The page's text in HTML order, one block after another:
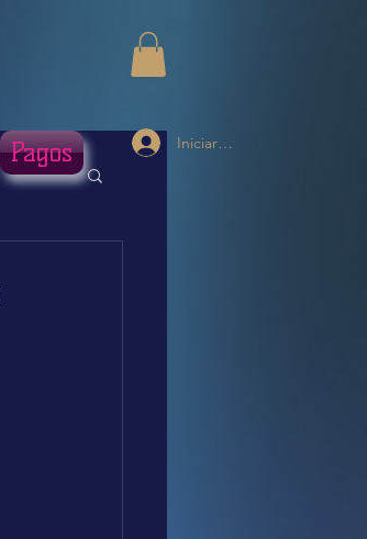
Iniciar sesión
Pagos